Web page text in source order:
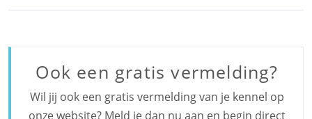
Ook een gratis vermelding?
Wil jij ook een gratis vermelding van je kennel op
onze website? Meld je dan nu aan en begin direct